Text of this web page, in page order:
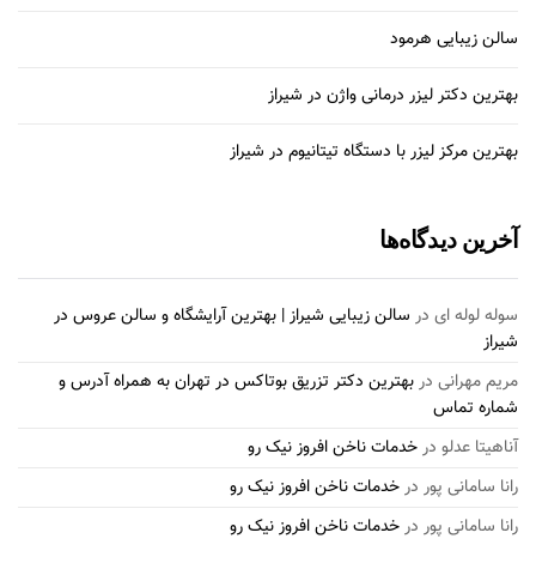
سالن زیبایی هرمود
بهترین دکتر لیزر درمانی واژن در شیراز
بهترین مرکز لیزر با دستگاه تیتانیوم در شیراز
آخرین دیدگاه‌ها
سوله لوله ای در سالن زیبایی شیراز | بهترین آرایشگاه و سالن عروس در
شیراز
مریم مهرانی دربهترین دکتر تزریق بوتاکس در تهران به همراه آدرس و
شماره تماس
آناهیتا عدلو درخدمات ناخن افروز نیک رو
رانا سامانی پور درخدمات ناخن افروز نیک رو
رانا سامانی پور درخدمات ناخن افروز نیک رو